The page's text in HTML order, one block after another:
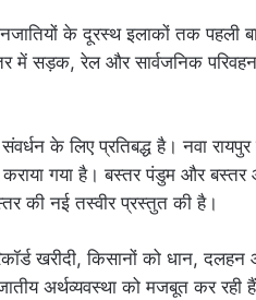
के दूरस्थ इलाकों तक पहली
सड़क, रेल और सार्वजनिक परिवहन
के लिए प्रतिबद्ध है। नवा रायपुर
कराया गया है। बस्तर पंडुम और
की नई तस्वीर प्रस्तुत की है।
खरीदी, किसानों को धान,
अर्थव्यवस्था को मजबूत कर रही